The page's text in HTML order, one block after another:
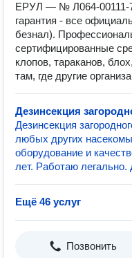
ЕРУЛ — № Л064-00111-
гарантия - все
безнал).
сертифицированные
клопов, тараканов,
там, где другие
Дезинсекция
Дезинсекция
любых других
оборудование и
лет. Работаю легально.
Ещё 46 услуг
Позвонить